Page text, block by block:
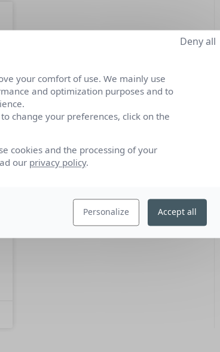
your comfort of use. We mainly use
and optimization purposes and to
change your preferences, click on the
cookies and the processing of your
our privacy policy.
Personalize
Deny all
Accept all